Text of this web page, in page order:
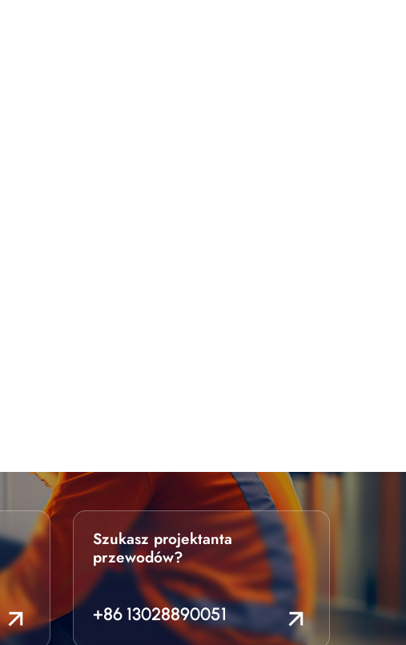
Szukasz projektanta
przewodów?
+86 13028890051